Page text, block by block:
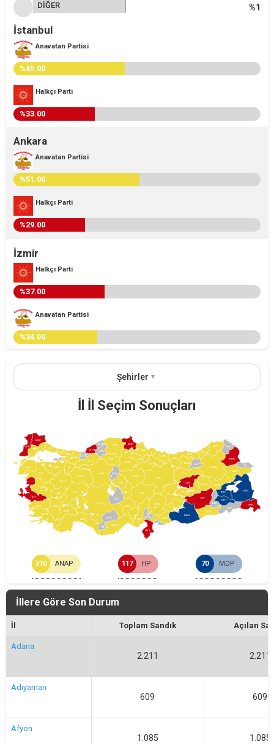
DİĞER %1
İstanbul
Anavatan Partisi
%45.00
Halkçı Parti
%33.00
Ankara
Anavatan Partisi
%51.00
Halkçı Parti
%29.00
İzmir
Halkçı Parti
%37.00
Anavatan Partisi
%34.00
Şehirler
İl İl Seçim Sonuçları
KRK
TEK
EDR
ÇNK
BAL
BRS
KTH
BİL
ESK
AFY
UŞK
MNS
AYD
MUĞ
DNZ
BUR
ISP
ANT
MER
KRM
KON
NİĞ
NEV
AKS
KIR
KAY
KRK
YZG
ADN
ÇRM
AMS
SMN
ÇNK
SNP
KAS
BRT
KRB
ZON
DÜZ
BOL
TOK
ORD
GİR
TRB
RİZ
SİV
MRŞ
OSM
HTY
GAZ
ŞAN
KLS
ADY
MLT ELZ
ERN
TUN
GMŞ
BAY
ERM
BNG MUŞ
MRD
BAT
DİY
ŞRK
HKR
SRT
BTL VAN
AĞR
IĞD
ART ARD
KRS
YAL
KCL
SAK
ANK
İZR
İST
İST
210 ANAP 117 HP 70 MDP
İllere Göre Son Durum
İl Toplam Sandık Açılan
Adana
2.211 2.211
Adıyaman
609 609
Afyon
1.085 1.085